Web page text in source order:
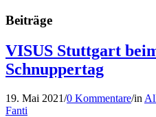
Beiträge
VISUS Stuttgart
Schnuppertag
19. Mai 2021/0 Kommentare/in
Fanti